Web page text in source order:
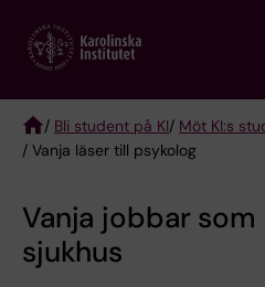
main
Breadcrumb
/ Bli student på KI/ Möt KI:s
/ Vanja läser till psykolog
Vanja jobbar
sjukhus